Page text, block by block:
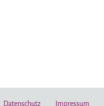
Datenschutz Impressum